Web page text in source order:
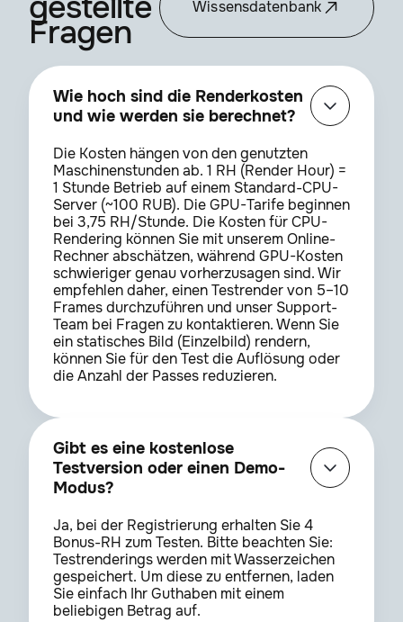
Shadow Studio 3
SmoothKit 4.1.0
Stardust 1.6.0c
TextBox2 1.2.6
Thicc Stroke 1.2
TV Distortion Bundle 2.7.5
Twixtor
VC Color Vibrance
VC Element 3D 2.2.3
VC FX Console
Fragen
Wissensdatenbank
Wie hoch sind die Renderkosten
und wie werden sie berechnet?
Die Kosten hängen von den genutzten
Maschinenstunden ab. 1 RH (Render Hour) =
1 Stunde Betrieb auf einem Standard-CPU-
Server (~100 RUB). Die GPU-Tarife beginnen
bei 3,75 RH/Stunde. Die Kosten für CPU-
Rendering können Sie mit unserem Online-
Rechner abschätzen, während GPU-Kosten
schwieriger genau vorherzusagen sind. Wir
empfehlen daher, einen Testrender von 5–10
Frames durchzuführen und unser Support-
Team bei Fragen zu kontaktieren. Wenn Sie
ein statisches Bild (Einzelbild) rendern,
können Sie für den Test die Auflösung oder
die Anzahl der Passes reduzieren.
Gibt es eine kostenlose
Testversion oder einen Demo-
Modus?
Ja, bei der Registrierung erhalten Sie 4
Bonus-RH zum Testen. Bitte beachten Sie:
Testrenderings werden mit Wasserzeichen
gespeichert. Um diese zu entfernen, laden
Sie einfach Ihr Guthaben mit einem
beliebigen Betrag auf.